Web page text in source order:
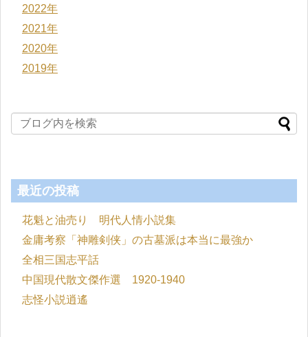
2022年
2021年
2020年
2019年
最近の投稿
花魁と油売り 明代人情小説集
金庸考察「神雕剣侠」の古墓派は本当に最強か
全相三国志平話
中国現代散文傑作選 1920-1940
志怪小説逍遙